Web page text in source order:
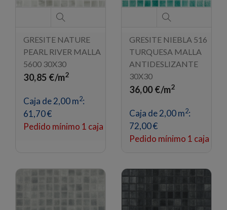
GRESITE NATURE
PEARL RIVER MALLA
5600 30X30
30,85 €/m2
Caja de 2,00 m2:
61,70 €
Pedido mínimo 1 caja
GRESITE NIEBLA 516
TURQUESA MALLA
ANTIDESLIZANTE
30X30
36,00 €/m2
Caja de 2,00 m2:
72,00 €
Pedido mínimo 1 caja